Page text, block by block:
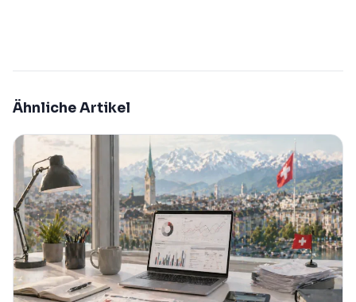
Ähnliche Artikel